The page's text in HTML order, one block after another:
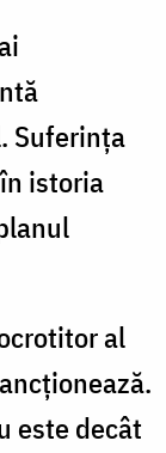
Suferinţa
istoria
al
este decât